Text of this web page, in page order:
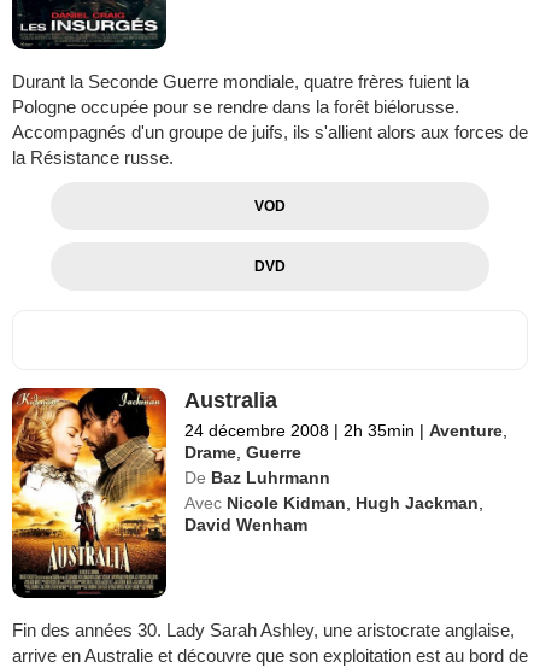
Durant la Seconde Guerre mondiale, quatre frères fuient la
Pologne occupée pour se rendre dans la forêt biélorusse.
Accompagnés d'un groupe de juifs, ils s'allient alors aux forces de
la Résistance russe.
VOD
DVD
Australia
24 décembre 2008 | 2h 35min | Aventure
Drame ,Guerre
De Baz Luhrmann
Avec Nicole Kidman Hugh Jackman
David Wenham
Fin des années 30. Lady Sarah Ashley, une aristocrate anglaise,
arrive en Australie et découvre que son exploitation est au bord de